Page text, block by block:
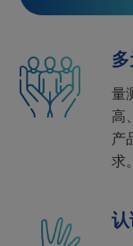
多
量
高
产
求。